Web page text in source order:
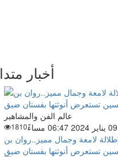
أخبار
عالم الفن والمشاهير
1810
لامعة وجمال مميز..روان بن
تستعرض أنوثتها بفستان ضيق